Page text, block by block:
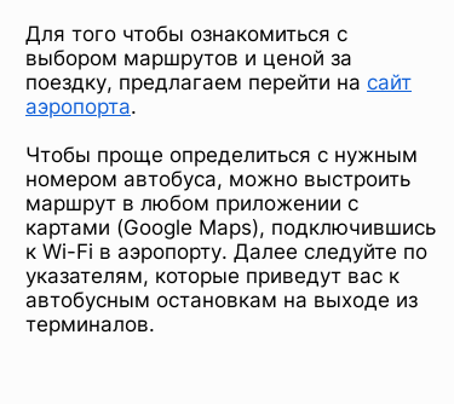
Для того чтобы ознакомиться с
выбором маршрутов и ценой за
поездку, предлагаем перейти на сайт
аэропорта.
Чтобы проще определиться с нужным
номером автобуса, можно выстроить
маршрут в любом приложении с
картами (Google Maps), подключившись
к Wi-Fi в аэропорту. Далее следуйте по
указателям, которые приведут вас к
автобусным остановкам на выходе из
терминалов.